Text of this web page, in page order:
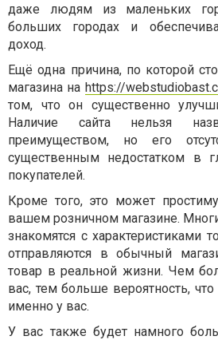
даже людям из маленьких
больших городах и
доход.
Ещё одна причина, по которой
магазина на https://
том, что он существенно
Наличие сайта нельзя
преимуществом, но его
существенным недостатком в
покупателей.
Кроме того, это может
вашем розничном магазине.
знакомятся с характеристиками
отправляются в обычный
товар в реальной жизни. Чем
вас, тем больше вероятность,
именно у вас.
У вас также будет намного